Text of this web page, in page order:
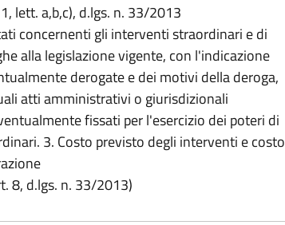
lett. a,b,c), d.lgs. n. 33/2013
concernenti gli interventi straordinari e di
alla legislazione vigente, con l'indicazione
derogate e dei motivi della deroga,
atti amministrativi o giurisdizionali
fissati per l'esercizio dei poteri di
3. Costo previsto degli interventi e costo
8, d.lgs. n. 33/2013)